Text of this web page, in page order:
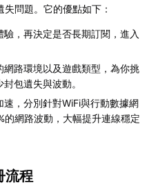
問題。它的優點如下：
驗，再決定是否長期訂閱，進入
網路環境以及遊戲類型，為你挑
包遺失與波動。
速，分別針對WiFi與行動數據網
網路波動，大幅提升連線穩定
流程